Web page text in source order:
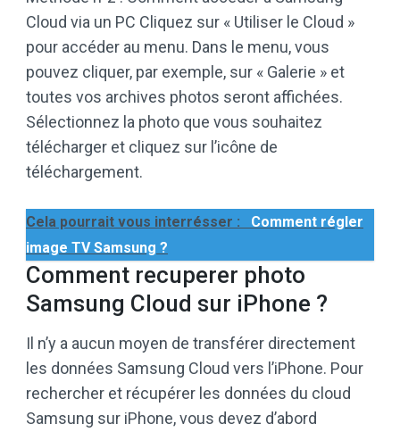
Cloud via un PC Cliquez sur « Utiliser le Cloud »
pour accéder au menu. Dans le menu, vous
pouvez cliquer, par exemple, sur « Galerie » et
toutes vos archives photos seront affichées.
Sélectionnez la photo que vous souhaitez
télécharger et cliquez sur l’icône de
téléchargement.
Cela pourrait vous interrésser :
Comment régler
image TV Samsung ?
Comment recuperer photo
Samsung Cloud sur iPhone ?
Il n’y a aucun moyen de transférer directement
les données Samsung Cloud vers l’iPhone. Pour
rechercher et récupérer les données du cloud
Samsung sur iPhone, vous devez d’abord